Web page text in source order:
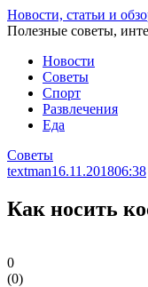
Перейти
к
Новости, статьи и
Полезные советы,
Новости
Советы
Спорт
Развлечения
Еда
Советы
textman16.11.201806:38
Как носить
0
(0)